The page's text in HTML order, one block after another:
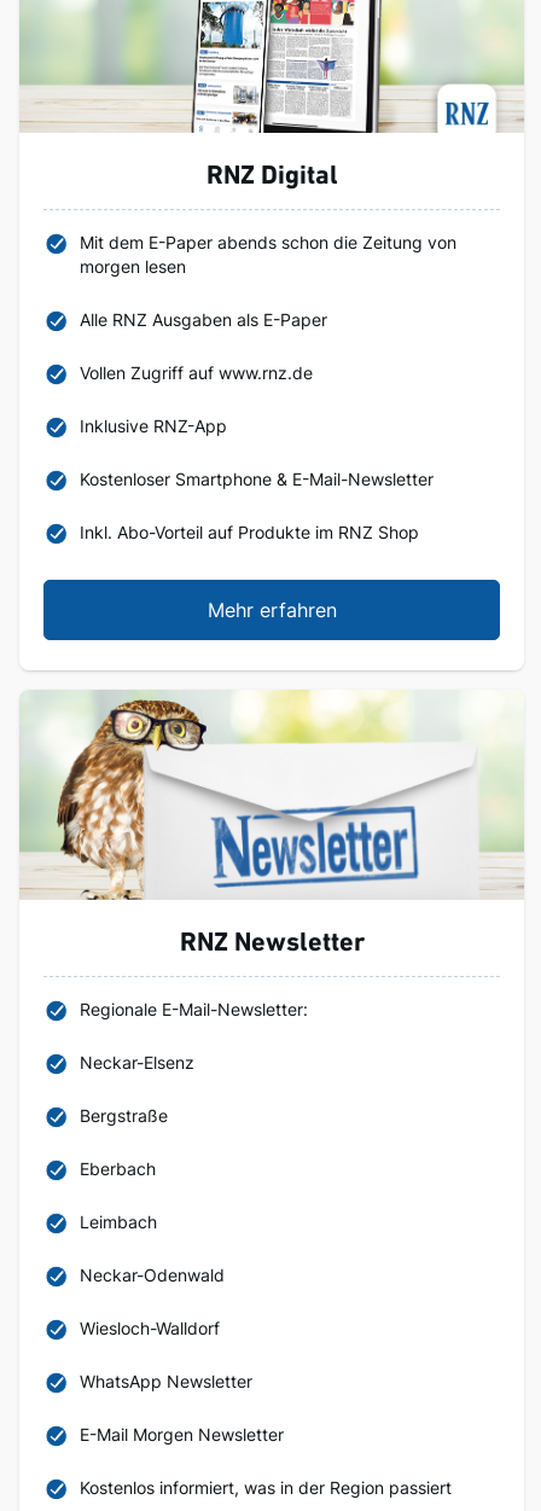
RNZ Digital
Mit dem E-Paper abends schon die Zeitung von
morgen lesen
Alle RNZ Ausgaben als E-Paper
Vollen Zugriff auf www.rnz.de
Inklusive RNZ-App
Kostenloser Smartphone & E-Mail-Newsletter
Inkl. Abo-Vorteil auf Produkte im RNZ Shop
Mehr erfahren
RNZ Newsletter
Regionale E-Mail-Newsletter:
Neckar-Elsenz
Bergstraße
Eberbach
Leimbach
Neckar-Odenwald
Wiesloch-Walldorf
WhatsApp Newsletter
E-Mail Morgen Newsletter
Kostenlos informiert, was in der Region passiert